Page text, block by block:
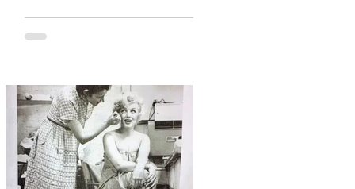
que queda cuando un ingenio apaga sus
en Lerdo de Tejada, Veracruz. El
Ingenio San Pedro, durante décadas el
corazón económico de Los Tuxtlas,
anunció su cierre definitivo al declararse
económicamente inviable. Detrás de esa
frase empresarial hay una realida